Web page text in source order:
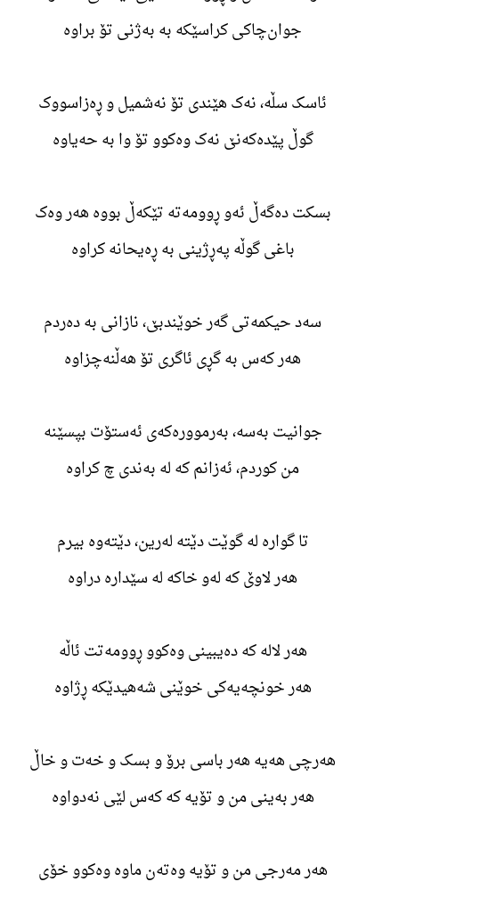
جوان‌چاکی کراسێکە بە بەژنی تۆ براوە
ئاسک سڵە، نەک هێندی تۆ نەشمیل و ڕەزاسووک
گوڵ پێدەکەنێ نەک وەکوو تۆ وا بە حەیاوە
بسکت دەگەڵ ئەو ڕوومەتە تێکەڵ بووە هەر وەک
باغی گوڵە پەڕژینی بە ڕەیحانە کراوە
سەد حیکمەتی گەر خوێندبێ، نازانی بە دەردم
هەر کەس بە گڕی ئاگری تۆ هەڵنەچزاوە
جوانیت بەسە، بەرموورەکەی ئەستۆت بپسێنه
من کوردم، ئەزانم که له بەندی چ کراوە
تا گواره له گوێت دێته لەرین، دێتەوە بیرم
هەر لاوێ که لەو خاکه له سێداره دراوە
هەر لالە کە دەیبینی وەکوو ڕوومەتت ئاڵە
هەر خونچەیەکی خوێنی شەهیدێکە ڕژاوە
هەرچی هەیه هەر باسی برۆ و بسک و خەت و خاڵ
هەر بەینی من و تۆیه که کەس لێی نەدواوە
هەر مەرجی من و تۆیە وەتەن ماوە وەکوو خۆی